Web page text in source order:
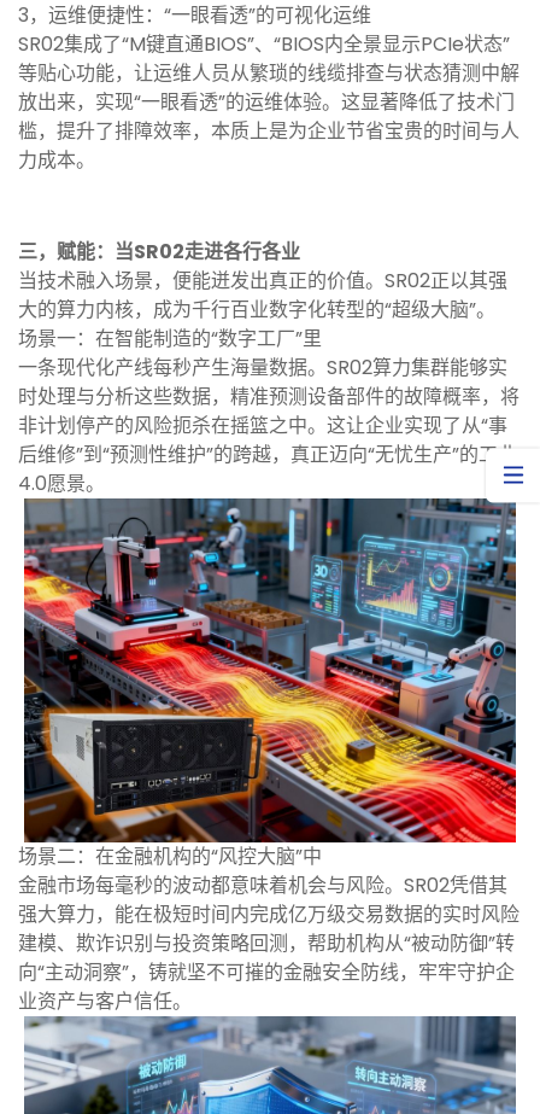
3， 运维便捷性：“一眼看透”的可视化运维
SR02集成了“M键直通BIOS”、“BIOS内全景显示PCIe状态”
等贴心功能，让运维人员从繁琐的线缆排查与状态猜测中解
放出来，实现“一眼看透”的运维体验。这显著降低了技术门
槛，提升了排障效率，本质上是为企业节省宝贵的时间与人
力成本。
三，赋能：当SR02走进各行各业
当技术融入场景，便能迸发出真正的价值。SR02正以其强
大的算力内核，成为千行百业数字化转型的“超级大脑”。
场景一：在智能制造的“数字工厂”里
一条现代化产线每秒产生海量数据。SR02算力集群能够实
时处理与分析这些数据，精准预测设备部件的故障概率，将
非计划停产的风险扼杀在摇篮之中。这让企业实现了从“事
后维修”到“预测性维护”的跨越，真正迈向“无忧生产”的工业
4.0愿景。
场景二：在金融机构的“风控大脑”中
金融市场每毫秒的波动都意味着机会与风险。SR02凭借其
强大算力，能在极短时间内完成亿万级交易数据的实时风险
建模、欺诈识别与投资策略回测，帮助机构从“被动防御”转
向“主动洞察”，铸就坚不可摧的金融安全防线，牢牢守护企
业资产与客户信任。